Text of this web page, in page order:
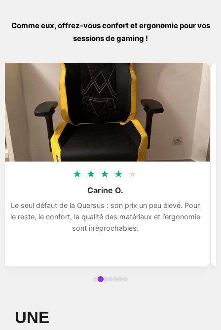
Comme eux, offrez-vous confort et ergonomie pour vos
sessions de gaming !
★ ★ ★ ★ ★
Carine O.
Le seul défaut de la Quersus : son prix un peu élevé. Pour
le reste, le confort, la qualité des matériaux et l’ergonomie
sont irréprochables.
UNE